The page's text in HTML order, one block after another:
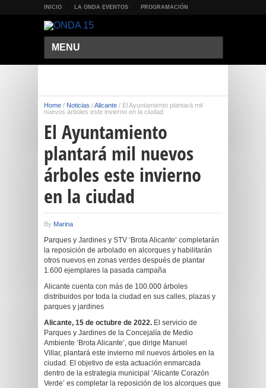
INICIO LA ONDA EVENTOS PROGRAMACIÓN
MENU
Home / Noticias /Alicante / El Ayuntamiento plantará mil
nuevos árboles este invierno en la ciudad
El Ayuntamiento
plantará mil nuevos
árboles este invierno
en la ciudad
By Marina
Parques y Jardines y STV ‘Brota Alicante’ completarán
la reposición de arbolado en alcorques y habilitarán
otros nuevos en zonas verdes después de plantar
1.600 ejemplares la pasada campaña
Alicante cuenta con más de 100.000 árboles
distribuidos por toda la ciudad en sus calles, plazas y
parques y jardines
Alicante, 15 de octubre de 2022. El servicio de
Parques y Jardines de la Concejalía de Medio
Ambiente ‘Brota Alicante’, que dirige Manuel
Villar, plantará este invierno mil nuevos árboles en la
ciudad. El objetivo de esta actuación enmarcada
dentro de la estrategia municipal ‘Alicante Corazón
Verde’ es completar la reposición de los alcorques que